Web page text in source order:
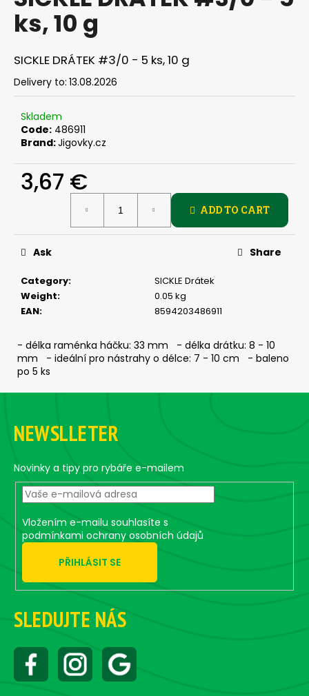
is
0,0
of
5
stars.
ks, 10 g
SICKLE DRÁTEK #3/0 - 5 ks, 10 g
Delivery to: 13.08.2026
Skladem
Code: 486911
Brand:Jigovky.cz
3,67 €
ADD TO CART
Category:
SICKLE Drátek
Weight:
0.05 kg
EAN: 8594203486911
Ask Share
- délka raménka háčku: 33 mm - délka drátku: 8 - 10
mm - ideální pro nástrahy o délce: 7 - 10 cm - baleno
po 5 ks
i
n
g
f
o
?
SEARCH
W
e
c
m
m
e
n
JIGEXTRA
STANDUP
DRÁTEK
#4/0
KS,
5,58
€
F
NEWSLLETER
Novinky a tipy pro rybáře e-mailem
Vložením e-mailu souhlasíte s
podmínkami ochrany osobních údajů
PŘIHLÁSIT SE
SLEDUJTE NÁS